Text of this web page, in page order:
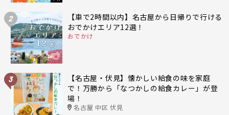
2
【車で2時間以内】名古屋から日帰りで行ける
おでかけエリア12選！
おでかけ
3
【名古屋・伏見】懐かしい給食の味を家庭
で！万勝から「なつかしの給食カレー」が登
場！
名古屋 中区 伏見